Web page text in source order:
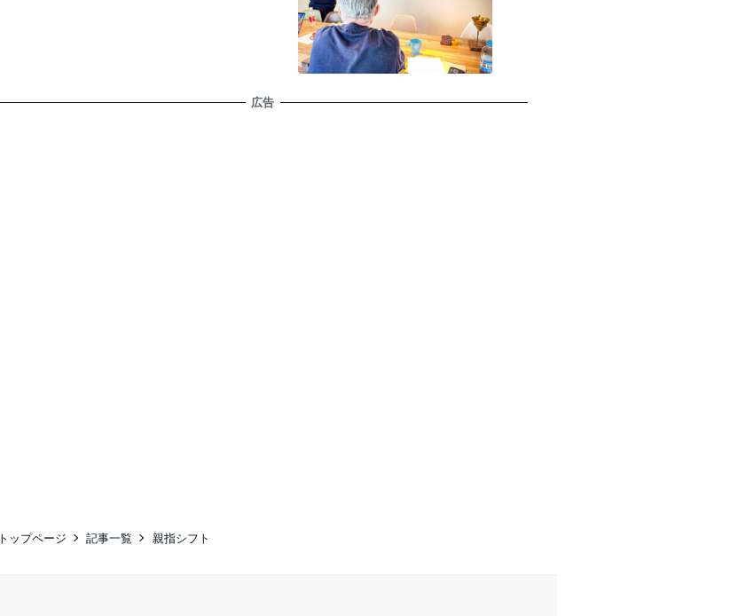
広告
トップページ 記事一覧 親指シフト